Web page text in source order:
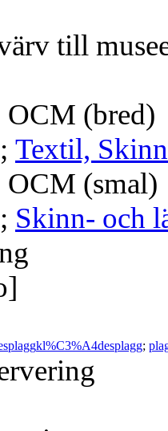
till
(bred)
; Textil,
(smal)
; Skinn- och
kl%C3%A4desplagg;